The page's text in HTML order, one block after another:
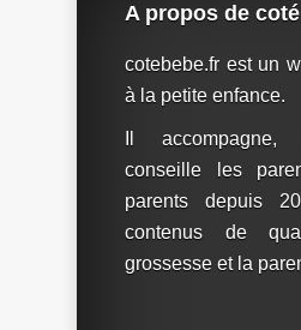
A propos de
cotebebe.fr est un
à la petite enfance.
Il
conseille les
parents depuis
contenus de
grossesse et la